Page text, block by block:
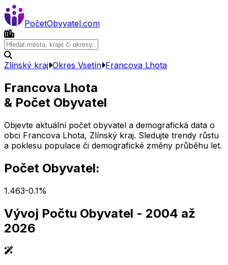
PočetObyvatel.com
Zlínský kraj Okres Vsetín Francova Lhota
Francova Lhota
& Počet Obyvatel
Objevte aktuální počet obyvatel a demografická data o
obci Francova Lhota, Zlínský kraj. Sledujte trendy růstu
a poklesu populace či demografické změny průběhu let.
Počet Obyvatel:
1.463-0.1%
Vývoj Počtu Obyvatel - 2004 až
2026